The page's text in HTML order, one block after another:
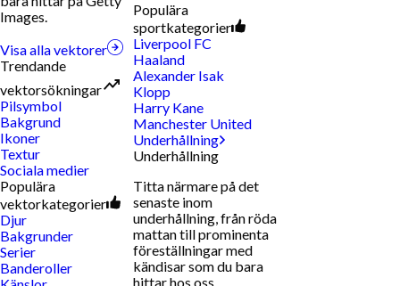
Images.
Visa alla vektorer
Trendande
vektorsökningar
Pilsymbol
Bakgrund
Ikoner
Textur
Sociala medier
Populära
vektorkategorier
Djur
Bakgrunder
Serier
Banderoller
Populära
sportkategorier
Liverpool FC
Haaland
Alexander Isak
Klopp
Harry Kane
Manchester United
Underhållning
Underhållning
Titta närmare på det
senaste inom
underhållning, från röda
mattan till prominenta
föreställningar med
kändisar som du bara
hittar hos oss.